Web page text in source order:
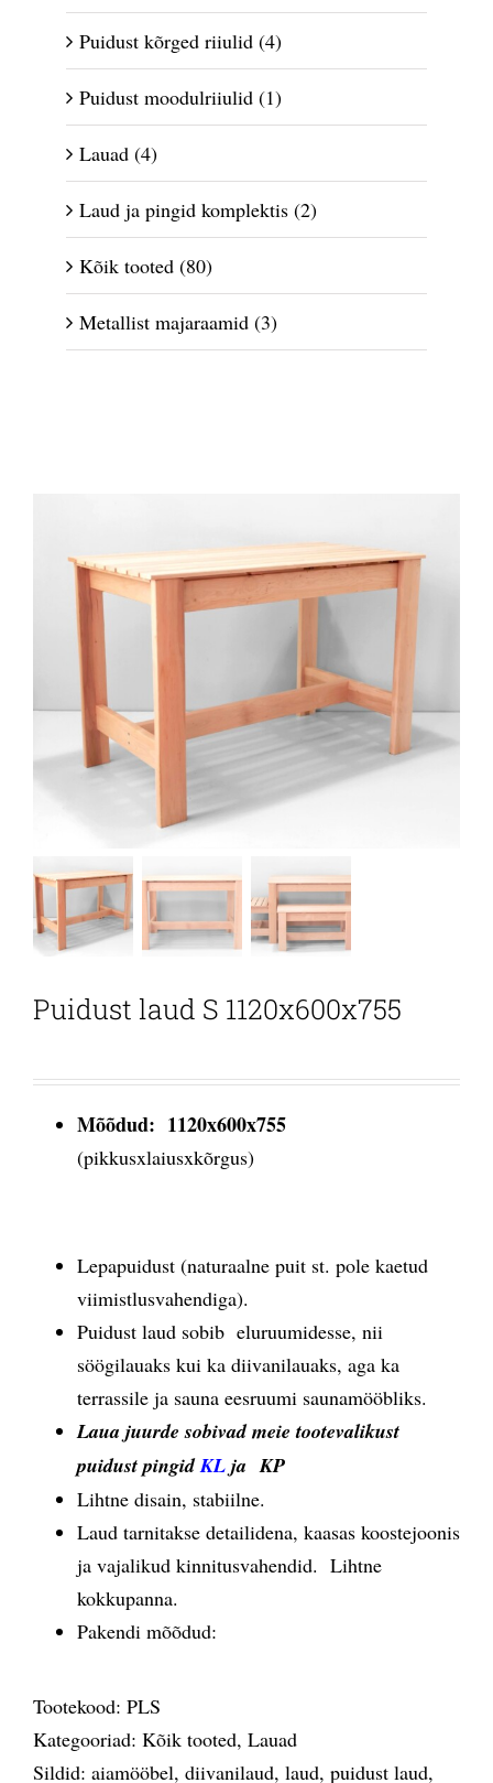
Puidust laud S 1120x600x755
Mõõdud: 1120x600x755
(pikkusxlaiusxkõrgus)
Lepapuidust (naturaalne puit st. pole kaetud
viimistlusvahendiga).
Puidust laud sobib eluruumidesse, nii
söögilauaks kui ka diivanilauaks, aga ka
terrassile ja sauna eesruumi saunamööbliks.
Laua juurde sobivad meie tootevalikust
puidust pingid KL jaKP
Lihtne disain, stabiilne.
Laud tarnitakse detailidena, kaasas koostejoonis
ja vajalikud kinnitusvahendid. Lihtne
kokkupanna.
Pakendi mõõdud:
Tootekood: PLS
Kategooriad: Kõik tooted, Lauad
Sildid: aiamööbel, diivanilaud, laud, puidust laud,
Puidust kõrged riiulid (4)
Puidust moodulriiulid (1)
Lauad (4)
Laud ja pingid komplektis (2)
Kõik tooted (80)
Metallist majaraamid (3)